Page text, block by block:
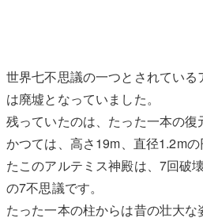
世界七不思議の一つとされてい
は廃墟となっていました。
残っていたのは、たった一本の復
かつては、高さ19m、直径1.2m
たこのアルテミス神殿は、7回破
の7不思議です。
たった一本の柱からは昔の壮大な